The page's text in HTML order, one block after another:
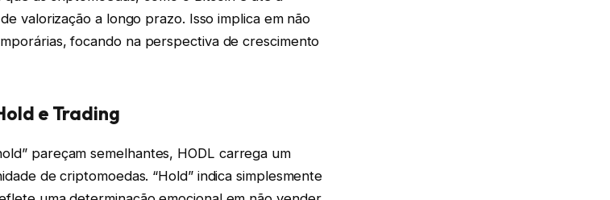
valorização a longo prazo. Isso implica em não
focando na perspectiva de crescimento
e Trading
pareçam semelhantes, HODL carrega um
de criptomoedas. “Hold” indica simplesmente